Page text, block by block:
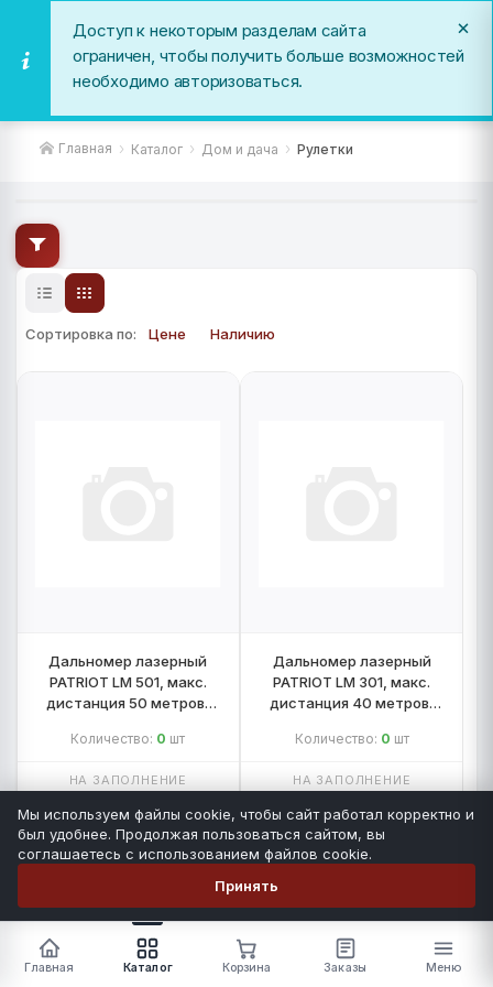
Главная Каталог Дом и дача Рулетки
Сортировка по: Цене Наличию
Дальномер лазерный
PATRIOT LM 501, макс.
дистанция 50 метров,
объема, подсветка
Количество: 0 шт
НА ЗАПОЛНЕНИЕ
- +
Дальномер лазерный
PATRIOT LM 301, макс.
дистанция 40 метров,
объема, подсветка
Количество: 0 шт
НА ЗАПОЛНЕНИЕ
- +
Число позиций0 На сумму0 ₽
В корзину
Главная Каталог Корзина Заказы Меню
Мы используем файлы cookie, чтобы сайт работал корректно и
был удобнее. Продолжая пользоваться сайтом, вы
соглашаетесь с использованием файлов cookie.
Принять
Доступ к некоторым разделам сайта
ограничен, чтобы получить больше возможностей
необходимо авторизоваться.